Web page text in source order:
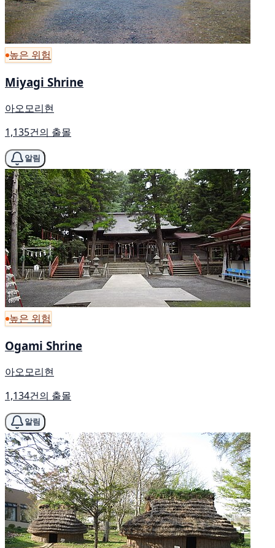
높은 위험
Miyagi Shrine
아오모리현
1,135건의 출몰
알림
높은 위험
Ogami Shrine
아오모리현
1,134건의 출몰
알림